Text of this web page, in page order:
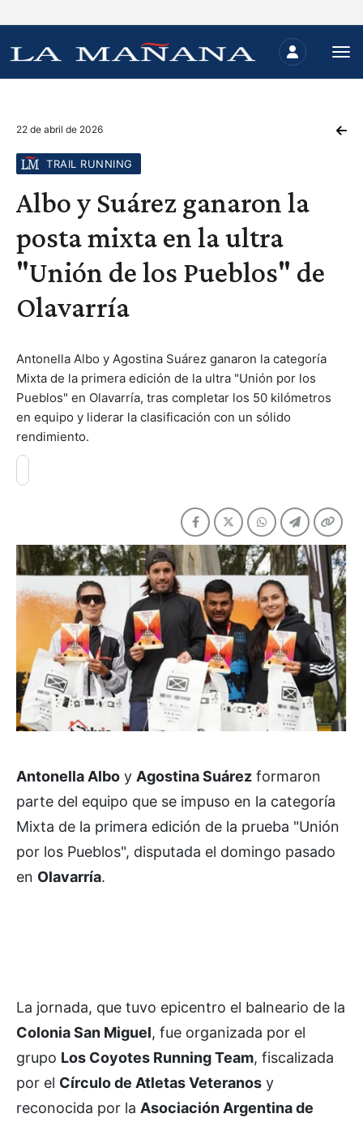
22 de abril de 2026
TRAIL RUNNING
Albo y Suárez ganaron la
posta mixta en la ultra
"Unión de los Pueblos" de
Olavarría
Antonella Albo y Agostina Suárez ganaron la categoría
Mixta de la primera edición de la ultra "Unión por los
Pueblos" en Olavarría, tras completar los 50 kilómetros
en equipo y liderar la clasificación con un sólido
rendimiento.
Antonella Albo y Agostina Suárez formaron
parte del equipo que se impuso en la categoría
Mixta de la primera edición de la prueba "Unión
por los Pueblos", disputada el domingo pasado
en Olavarría.
La jornada, que tuvo epicentro el balneario de la
Colonia San Miguel, fue organizada por el
grupo Los Coyotes Running Team, fiscalizada
por el Círculo de Atletas Veteranos y
reconocida por la Asociación Argentina de